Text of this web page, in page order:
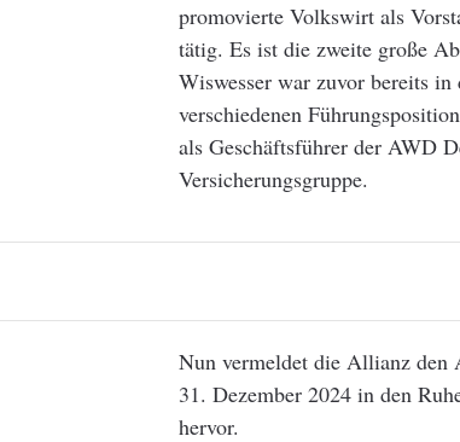
promovierte Volkswirt als
tätig. Es ist die zweite große
Wiswesser war zuvor bereits
verschiedenen
als Geschäftsführer der AWD
Versicherungsgruppe.
Nun vermeldet die Allianz den
31. Dezember 2024 in den
hervor.